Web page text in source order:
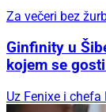
Za večeri bez
Ginfinity u
kojem se
Uz Fenixe i chefa